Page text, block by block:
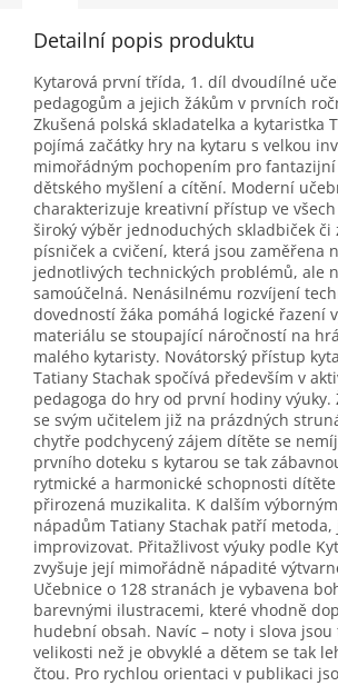
Detailní popis produktu
Kytarová první třída, 1. díl dvoudílné
pedagogům a jejich žákům v prvních
Zkušená polská skladatelka a kytaristka
pojímá začátky hry na kytaru s velkou
mimořádným pochopením pro
dětského myšlení a cítění. Moderní
charakterizuje kreativní přístup ve
široký výběr jednoduchých skladbiček či
písniček a cvičení, která jsou zaměřena
jednotlivých technických problémů, ale
samoúčelná. Nenásilnému rozvíjení
dovedností žáka pomáhá logické řazení
materiálu se stoupající náročností na
malého kytaristy. Novátorský přístup
Tatiany Stachak spočívá především v
pedagoga do hry od první hodiny výuky.
se svým učitelem již na prázdných
chytře podchycený zájem dítěte se
prvního doteku s kytarou se tak
rytmické a harmonické schopnosti
přirozená muzikalita. K dalším
nápadům Tatiany Stachak patří
improvizovat. Přitažlivost výuky podle
zvyšuje její mimořádně nápadité
Učebnice o 128 stranách je vybavena
barevnými ilustracemi, které vhodně
hudební obsah. Navíc – noty i slova
velikosti než je obvyklé a dětem se tak
čtou. Pro rychlou orientaci v publikaci